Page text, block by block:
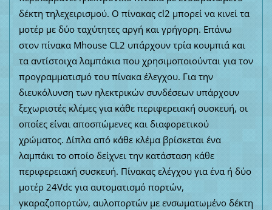
δέκτη τηλεχειρισμού. Ο πίνακας cl2 μπορεί να κινεί τα
μοτέρ με δύο ταχύτητες αργή και γρήγορη. Επάνω
στον πίνακα Mhouse CL2 υπάρχουν τρία κουμπιά και
τα αντίστοιχα λαμπάκια που χρησιμοποιούνται για τον
προγραμματισμό του πίνακα έλεγχου. Για την
διευκόλυνση των ηλεκτρικών συνδέσεων υπάρχουν
ξεχωριστές κλέμες για κάθε περιφερειακή συσκευή, οι
οποίες είναι αποσπώμενες και διαφορετικού
χρώματος. Δίπλα από κάθε κλέμα βρίσκεται ένα
λαμπάκι το οποίο δείχνει την κατάσταση κάθε
περιφερειακή συσκευή. Πίνακας ελέγχου για ένα ή δύο
μοτέρ 24Vdc για αυτοματισμό πορτών,
γκαραζοπορτών, αυλοπορτών με ενσωματωμένο δέκτη